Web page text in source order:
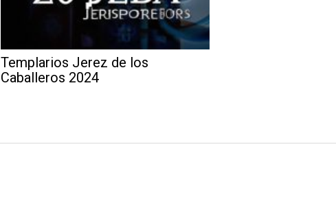
Templarios Jerez de los
Caballeros 2024